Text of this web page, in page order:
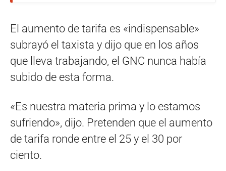
El aumento de tarifa es «indispensable»
subrayó el taxista y dijo que en los años
que lleva trabajando, el GNC nunca había
subido de esta forma.
«Es nuestra materia prima y lo estamos
sufriendo», dijo. Pretenden que el aumento
de tarifa ronde entre el 25 y el 30 por
ciento.